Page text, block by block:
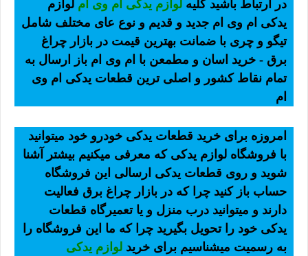
در ارتباط باشید کلیه لوازم یدکی ام وی ام لوازم
یدکی ام وی ام جدید و قدیم و نوع عای مختلف شامل
تیگو و چری با ضمانت بهترین قیمت در بازار چراغ
برق - خرید اسان و مطمعن با ام وی ام باز ارسال به
تمام نقاط کشور و اصلی ترین قطعات یدکی ام وی
ام
امروزه برای خرید قطعات یدکی خودرو خود میتوانید
با فروشگاه لوازم یدکی که معرفی میکنیم بیشتر آشنا
شوید و روی قطعات یدکی ارسالی این فروشگاه
حساب باز کنید چرا که در بازار چراغ برق فعالیت
دارند و میتوانید درب منزل و یا تعمیرگاه قطعات
یدکی خود را تحویل بگیرید چرا که ما این فروشگاه را
به رسمیت میشناسیم برای خرید لوازم یدکی